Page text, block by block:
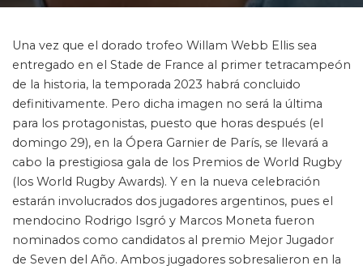
Una vez que el dorado trofeo Willam Webb Ellis sea
entregado en el Stade de France al primer tetracampeón
de la historia, la temporada 2023 habrá concluido
definitivamente. Pero dicha imagen no será la última
para los protagonistas, puesto que horas después (el
domingo 29), en la Ópera Garnier de París, se llevará a
cabo la prestigiosa gala de los Premios de World Rugby
(los World Rugby Awards). Y en la nueva celebración
estarán involucrados dos jugadores argentinos, pues el
mendocino Rodrigo Isgró y Marcos Moneta fueron
nominados como candidatos al premio Mejor Jugador
de Seven del Año. Ambos jugadores sobresalieron en la